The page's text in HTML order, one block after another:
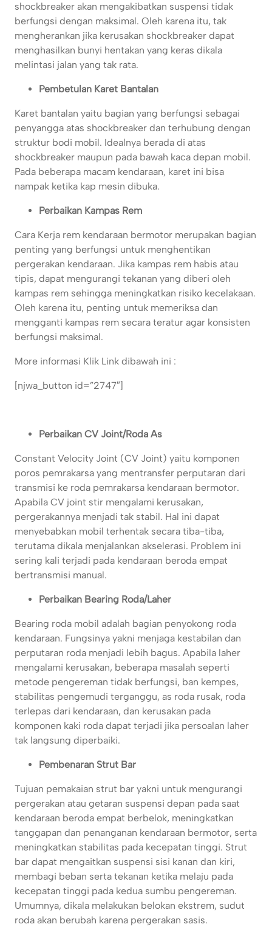
shockbreaker akan mengakibatkan suspensi tidak
berfungsi dengan maksimal. Oleh karena itu, tak
mengherankan jika kerusakan shockbreaker dapat
menghasilkan bunyi hentakan yang keras dikala
melintasi jalan yang tak rata.
Pembetulan Karet Bantalan
Karet bantalan yaitu bagian yang berfungsi sebagai
penyangga atas shockbreaker dan terhubung dengan
struktur bodi mobil. Idealnya berada di atas
shockbreaker maupun pada bawah kaca depan mobil.
Pada beberapa macam kendaraan, karet ini bisa
nampak ketika kap mesin dibuka.
Perbaikan Kampas Rem
Cara Kerja rem kendaraan bermotor merupakan bagian
penting yang berfungsi untuk menghentikan
pergerakan kendaraan. Jika kampas rem habis atau
tipis, dapat mengurangi tekanan yang diberi oleh
kampas rem sehingga meningkatkan risiko kecelakaan.
Oleh karena itu, penting untuk memeriksa dan
mengganti kampas rem secara teratur agar konsisten
berfungsi maksimal.
More informasi Klik Link dibawah ini :
[njwa_button id=”2747″]
Perbaikan CV Joint/Roda As
Constant Velocity Joint (CV Joint) yaitu komponen
poros pemrakarsa yang mentransfer perputaran dari
transmisi ke roda pemrakarsa kendaraan bermotor.
Apabila CV joint stir mengalami kerusakan,
pergerakannya menjadi tak stabil. Hal ini dapat
menyebabkan mobil terhentak secara tiba-tiba,
terutama dikala menjalankan akselerasi. Problem ini
sering kali terjadi pada kendaraan beroda empat
bertransmisi manual.
Perbaikan Bearing Roda/Laher
Bearing roda mobil adalah bagian penyokong roda
kendaraan. Fungsinya yakni menjaga kestabilan dan
perputaran roda menjadi lebih bagus. Apabila laher
mengalami kerusakan, beberapa masalah seperti
metode pengereman tidak berfungsi, ban kempes,
stabilitas pengemudi terganggu, as roda rusak, roda
terlepas dari kendaraan, dan kerusakan pada
komponen kaki roda dapat terjadi jika persoalan laher
tak langsung diperbaiki.
Pembenaran Strut Bar
Tujuan pemakaian strut bar yakni untuk mengurangi
pergerakan atau getaran suspensi depan pada saat
kendaraan beroda empat berbelok, meningkatkan
tanggapan dan penanganan kendaraan bermotor, serta
meningkatkan stabilitas pada kecepatan tinggi. Strut
bar dapat mengaitkan suspensi sisi kanan dan kiri,
membagi beban serta tekanan ketika melaju pada
kecepatan tinggi pada kedua sumbu pengereman.
Umumnya, dikala melakukan belokan ekstrem, sudut
roda akan berubah karena pergerakan sasis.